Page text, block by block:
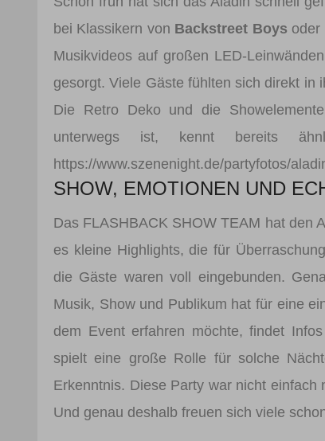
bei Klassikern von Backstreet Boys oder
Musikvideos auf großen LED-
gesorgt. Viele Gäste fühlten sich direkt in
Die Retro Deko und die
unterwegs ist, kennt bereits
https://www.szenenight.de/partyfotos/
SHOW, EMOTIONEN UND
Das FLASHBACK SHOW TEAM hat den
es kleine Highlights, die für
die Gäste waren voll eingebunden.
Musik, Show und Publikum hat für eine
dem Event erfahren möchte, findet
spielt eine große Rolle für solche
Erkenntnis. Diese Party war nicht
Und genau deshalb freuen sich viele